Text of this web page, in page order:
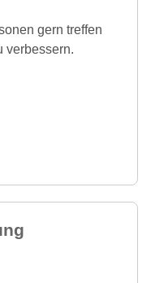
gern treffen
verbessern.